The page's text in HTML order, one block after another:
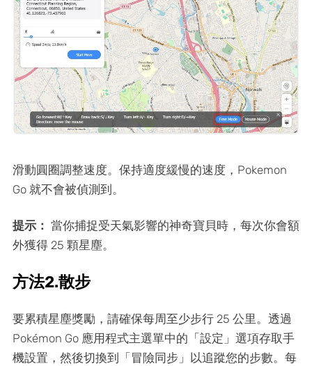
滑動圓圈調整速度。保持適度緩慢的速度，Pokemon
Go 就不會被偵測到。
提示： 當你捕捉受天氣影響的神奇寶貝時，每次你會額
外獲得 25 顆星塵。
方法2.散步
要累積星塵獎勵，請確保每周至少步行 25 公里。透過
Pokémon Go 應用程式主選單中的「設定」選項存取手
機設置，然後切換到「冒險同步」以追蹤您的步數。每